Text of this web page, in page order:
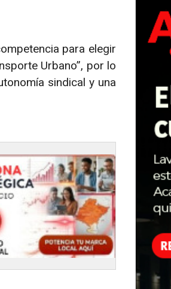
para elegir
Urbano”, por lo
sindical y una